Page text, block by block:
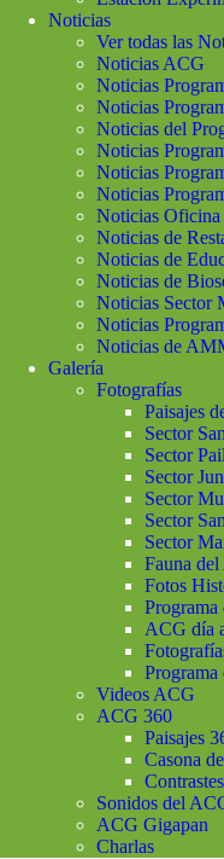
Noticias
Ver todas las
Noticias ACG
Noticias
Noticias
Noticias del
Noticias
Noticias
Noticias
Noticias Oficina
Noticias de
Noticias de
Noticias de
Noticias Sector
Noticias
Noticias de
Galería
Fotografías
Paisajes
Sector
Sector
Sector
Sector
Sector
Sector
Fauna
Fotos
ACG día
Videos ACG
ACG 360
Paisajes
Casona
Sonidos del
ACG Gigapan
Charlas